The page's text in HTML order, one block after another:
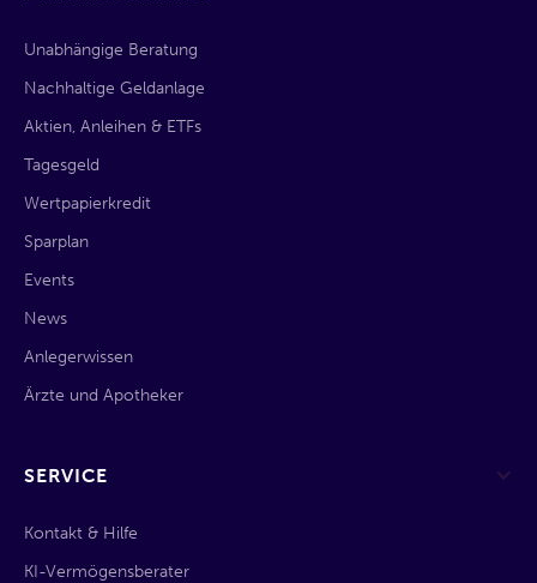
Unabhängige Beratung
Nachhaltige Geldanlage
Aktien, Anleihen & ETFs
Tagesgeld
Wertpapierkredit
Sparplan
Events
News
Anlegerwissen
Ärzte und Apotheker
SERVICE
Kontakt & Hilfe
KI-Vermögensberater